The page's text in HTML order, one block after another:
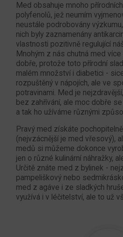
Med obsahuje mnoho
polyfenolů, jež neumím
neustále podrobovány
nich byly zaznamenány
vlastnosti pozitivně regulující
Mnohým z nás chutná med
dobře, protože toto přírodní
malém množství i diabetici -
rozpuštěný v nápojích, ale ve
potravinami. Med je
bez zahřívání, ale moc dobře
a tak ho užíváme různými
Pravý med získáte
(nejvzácnější je med vřesový),
medů si můžeme dokonce
jen o různé kulinární náhražky,
Určitě znáte med z bylinek -
pampeliškový nebo
med z agáve i ze sladkých
využívá i v léčitelství, ale to už